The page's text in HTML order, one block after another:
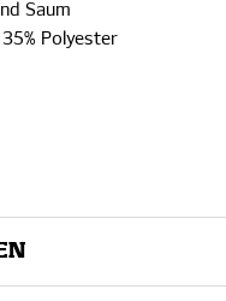
Saum
Polyester